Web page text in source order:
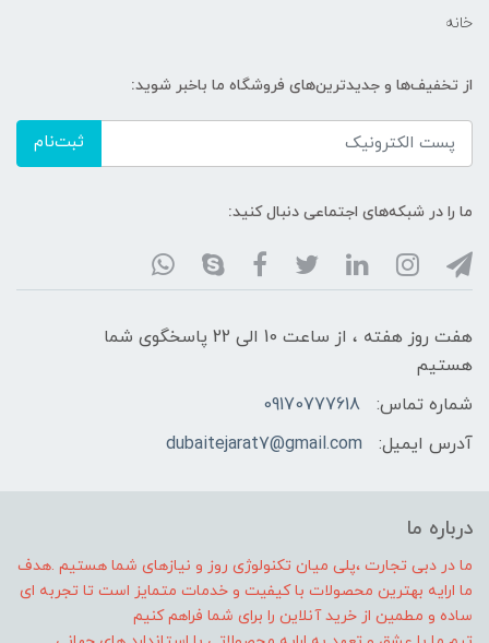
خانه
از تخفیف‌ها و جدیدترین‌های فروشگاه ما باخبر شوید:
ثبت‌نام
ما را در شبکه‌های اجتماعی دنبال کنید:
هفت روز هفته ، از ساعت 10 الی 22 پاسخگوی شما
هستیم
شماره تماس:
09170777618
آدرس ایمیل:
dubaitejarat7@gmail.com
درباره ما
ما در دبی تجارت ،پلی میان تکنولوژی روز و نیازهای شما هستیم .هدف
ما ارایه بهترین محصولات با کیفیت و خدمات متمایز است تا تجربه ای
ساده و مطمین از خرید آنلاین را برای شما فراهم کنیم